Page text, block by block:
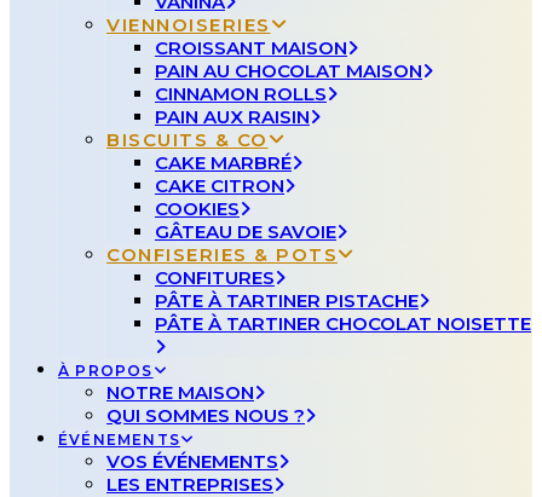
VIENNOISERIES
CROISSANT MAISON
PAIN AU CHOCOLAT MAISON
CINNAMON ROLLS
PAIN AUX RAISIN
BISCUITS & CO
CAKE MARBRÉ
CAKE CITRON
COOKIES
GÂTEAU DE SAVOIE
CONFISERIES & POTS
CONFITURES
PÂTE À TARTINER PISTACHE
PÂTE À TARTINER CHOCOLAT NOISETTE
À PROPOS
NOTRE MAISON
QUI SOMMES NOUS ?
ÉVÉNEMENTS
VOS ÉVÉNEMENTS
LES ENTREPRISES